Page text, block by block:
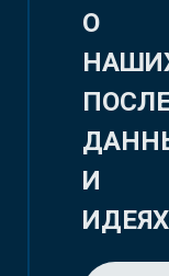
О
И
ИДЕЯХ